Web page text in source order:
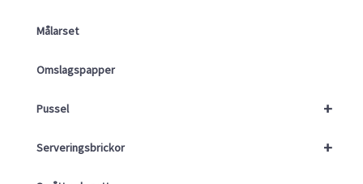
Målarset
Omslagspapper
+
Pussel
+
Serveringsbrickor